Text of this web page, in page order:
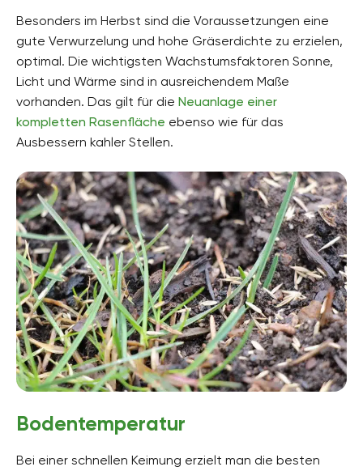
Besonders im Herbst sind die Voraussetzungen eine
gute Verwurzelung und hohe Gräserdichte zu erzielen,
optimal. Die wichtigsten Wachstumsfaktoren Sonne,
Licht und Wärme sind in ausreichendem Maße
vorhanden. Das gilt für die Neuanlage einer
kompletten Rasenfläche ebenso wie für das
Ausbessern kahler Stellen.
Bodentemperatur
Bei einer schnellen Keimung erzielt man die besten